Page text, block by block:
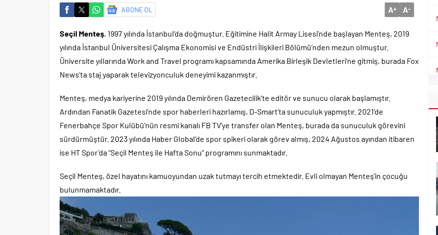
ABONE OL A+ A-
Seçil Menteş, 1997 yılında İstanbul’da doğmuştur. Eğitimine Halit Armay Lisesi’nde başlayan Menteş, 2019
yılında İstanbul Üniversitesi Çalışma Ekonomisi ve Endüstri İlişkileri Bölümü’nden mezun olmuştur.
Üniversite yıllarında Work and Travel programı kapsamında Amerika Birleşik Devletleri’ne gitmiş, burada Fox
News’ta staj yaparak televizyonculuk deneyimi kazanmıştır.
Menteş, medya kariyerine 2019 yılında Demirören Gazetecilik’te editör ve sunucu olarak başlamıştır.
Ardından Fanatik Gazetesi’nde spor haberleri hazırlamış, D-Smart’ta sunuculuk yapmıştır. 2021’de
Fenerbahçe Spor Kulübü’nün resmi kanalı FB TV’ye transfer olan Menteş, burada da sunuculuk görevini
sürdürmüştür. 2023 yılında Haber Global’de spor spikeri olarak görev almış, 2024 Ağustos ayından itibaren
ise HT Spor’da “Seçil Menteş ile Hafta Sonu” programını sunmaktadır.
Seçil Menteş, özel hayatını kamuoyundan uzak tutmayı tercih etmektedir. Evli olmayan Menteş’in çocuğu
bulunmamaktadır.